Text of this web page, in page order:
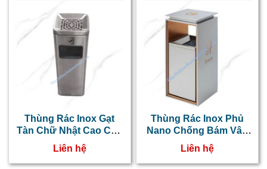
Thùng Rác Inox Gạt
Tàn Chữ Nhật Cao Cấp
NT0103073
Liên hệ
Thùng Rác Inox Phủ
Nano Chống Bám Vân
Tay Cao Cấp
Liên hệ